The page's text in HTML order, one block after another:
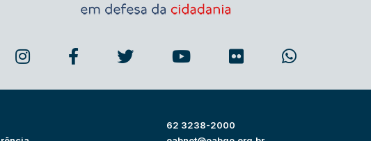
62 3238-2000